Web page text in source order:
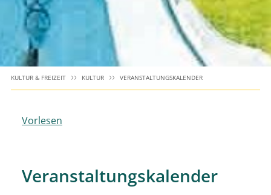
KULTUR & FREIZEIT KULTUR VERANSTALTUNGSKALENDER
Vorlesen
Veranstaltungskalender